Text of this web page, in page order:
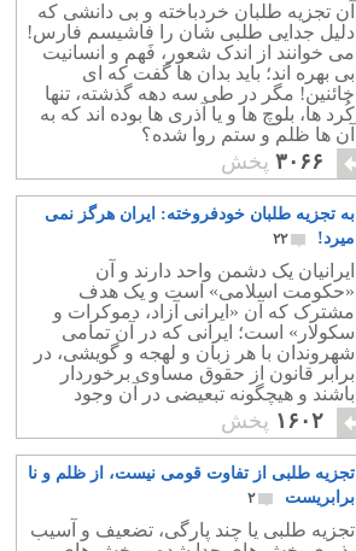
آن تجزیه طلبان خردباخته و بی دانشی که
دلیل جدایی طلبی شان را فاشیسم فارس!
می خوانند از اندک شعور، فَهم و انسانیت
بی بهره اند؛ باید بدان ها گفت که ای
خائنین! مگر در طی سه دهه گذشته، تنها
کُرد ها، بلوچ ها و یا آذری ها بوده اند که به
آن ها ظلم و ستم روا شده؟
۳۰۶۶ پخش
به تجزیه طلبان خودفروخته: ایران هرگز نمی
میرد!
۲۲
ایرانیان یک دشمن واحد دارند و آن
«حکومت اسلامی» است و یک هدف
مشترک که آن «ایرانی آزاد، دموکرات و
سکولار» است؛ ایرانی که در آن تمامی
شهروندان با هر زبان و لهجه و گویشی، در
برابر قانون از حقوق مساوی برخوردار
باشند و هیچگونه تبعیضی در آن وجود
نداشته باشد.
۱۶۰۲ پخش
تجزیه طلبی از تفاوت قومی نیست، از ظلم و نا
برابریست
۲
تجزیه طلبی یا چند پارگی، تضعیف و آسیب